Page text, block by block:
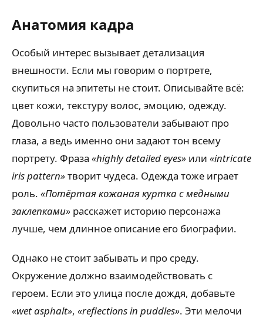
Анатомия кадра
Особый интерес вызывает детализация
внешности. Если мы говорим о портрете,
скупиться на эпитеты не стоит. Описывайте всё:
цвет кожи, текстуру волос, эмоцию, одежду.
Довольно часто пользователи забывают про
глаза, а ведь именно они задают тон всему
портрету. Фраза «highly detailed eyes» или «intricate
iris pattern»творит чудеса. Одежда тоже играет
роль. «Потёртая кожаная куртка с медными
заклепками» расскажет историю персонажа
лучше, чем длинное описание его биографии.
Однако не стоит забывать и про среду.
Окружение должно взаимодействовать с
героем. Если это улица после дождя, добавьте
«wet asphalt», «reflections in puddles». Эти мелочи